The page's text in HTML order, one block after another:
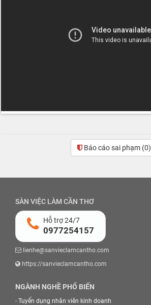
Báo cáo sai phạm (0)
SÀN VIỆC LÀM CẦN THƠ
Hỗ trợ 24/7
0977254157
lienhe@sanvieclamcantho.com
https://sanvieclamcantho.com
NGÀNH NGHỀ PHỔ BIẾN
- Tuyển dụng nhân viên kinh doanh